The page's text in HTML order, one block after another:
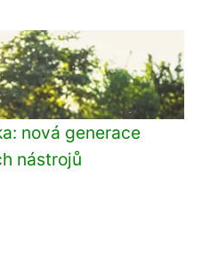
nová generace
nástrojů